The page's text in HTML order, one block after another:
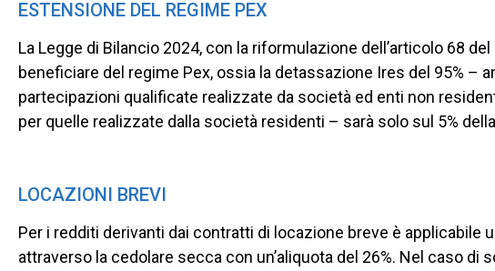
ESTENSIONE DEL REGIME PEX
La Legge di Bilancio 2024, con la riformulazione dell’articolo 68
beneficiare del regime Pex, ossia la detassazione Ires del 95% –
partecipazioni qualificate realizzate da società ed enti non
per quelle realizzate dalla società residenti – sarà solo sul 5%
LOCAZIONI BREVI
Per i redditi derivanti dai contratti di locazione breve è applicabile
attraverso la cedolare secca con un’aliquota del 26%. Nel caso